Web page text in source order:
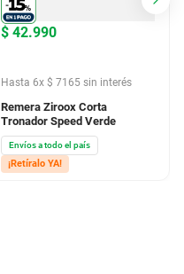
$ 42.990
Hasta 6x $ 7165 sin interés
Remera Ziroox Corta
Tronador Speed Verde
Envíos a todo el país
¡Retíralo YA!